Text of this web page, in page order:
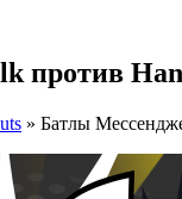
против
» Батлы